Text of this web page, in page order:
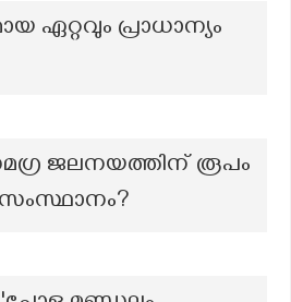
ഏറ്റവും പ്രാധാന്യം
ജലനയത്തിന് രൂപം